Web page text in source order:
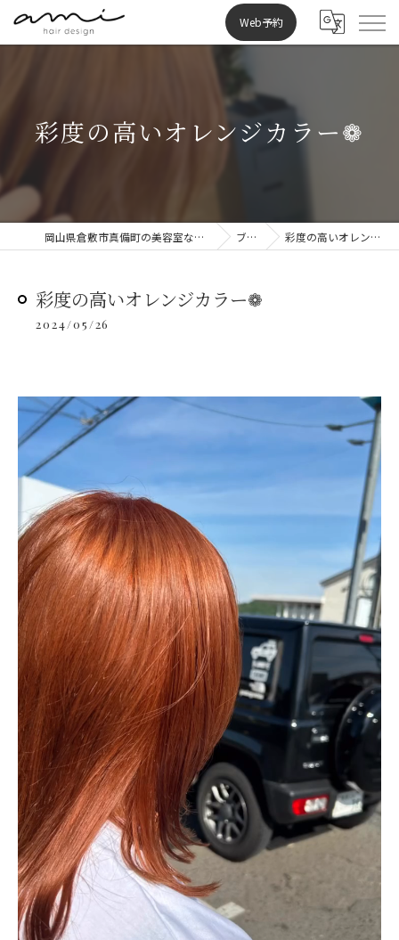
Web予約
彩度の高いオレンジカラー❁
岡山県倉敷市真備町の美容室ならami hair design ブログ 彩度の高いオレンジカラー❁
彩度の高いオレンジカラー❁
2024/05/26